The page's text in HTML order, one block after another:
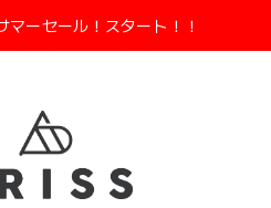
マーセール！スタート！！